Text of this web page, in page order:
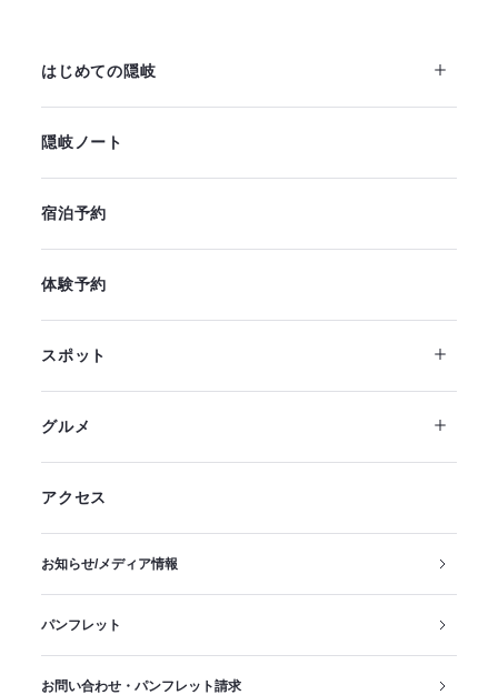
はじめての隠岐
隠岐ノート
宿泊予約
体験予約
スポット
グルメ
アクセス
お知らせ/メディア情報
パンフレット
お問い合わせ・パンフレット請求